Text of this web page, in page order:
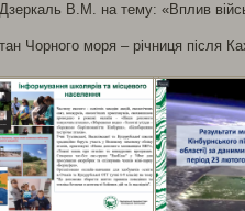
В.М. на тему: «Вплив
Чорного моря – річниця після